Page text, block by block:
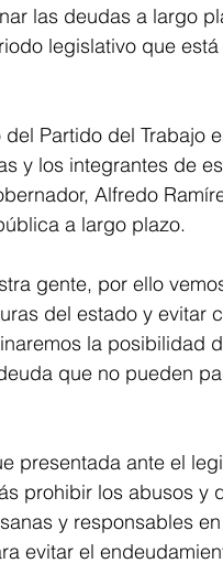
las deudas a largo
legislativo que está
Partido del Trabajo
y los integrantes de
Alfredo
a largo plazo.
gente, por ello
del estado y evitar
la posibilidad
que no pueden
presentada ante el
prohibir los abusos y
y responsables
evitar el